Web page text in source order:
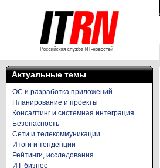
Актуальные темы
ОС и разработка приложений
Планирование и проекты
Консалтинг и системная интеграция
Безопасность
Сети и телекоммуникации
Итоги и тенденции
Рейтинги, исследования
ИТ-бизнес